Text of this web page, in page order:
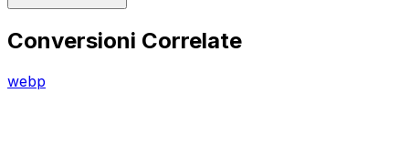
Conversioni Correlate
webp